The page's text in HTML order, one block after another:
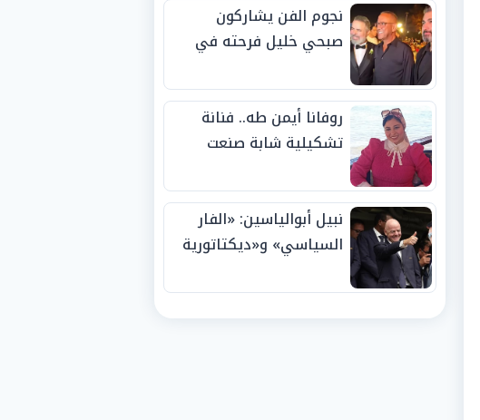
نجوم الفن يشاركون
صبحي خليل فرحته في
روفانا أيمن طه.. فنانة
تشكيلية شابة صنعت
الجوائز منذ الصغر
نبيل أبوالياسين: «الفار
السياسي» و«ديكتاتورية
الفيفا».. وإقالة